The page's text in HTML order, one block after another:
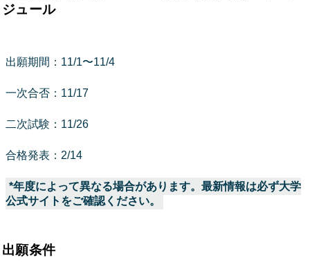
ジュール
出願期間：11/1〜11/4
一次合否：11/17
二次試験：11/26
合格発表：2/14
*年度によって異なる場合があります。最新情報は必ず大学
公式サイトをご確認ください。
出願条件